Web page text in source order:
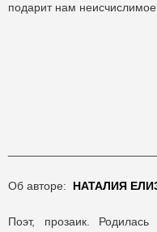
подарит нам неисчислимое
Об авторе: НАТАЛИЯ
Поэт, прозаик.